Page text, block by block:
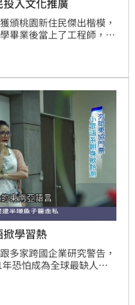
頒桃園新住民傑出楷模，
畢業後當上了工程師，沒
語教學和文化推廣工作！
掀學習熱
多家跨國企業研究警告，
恐怕成為全球最缺人才
應東協崛起，許多企業外